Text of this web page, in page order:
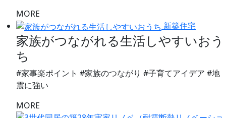
MORE
新築住宅
家族がつながれる生活しやすいおう
ち
#家事楽ポイント #家族のつながり #子育てアイデア #地
震に強い
MORE